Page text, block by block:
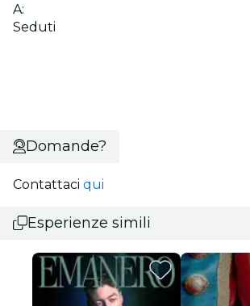
A:
Seduti
Domande?
Contattaci qui
Esperienze simili